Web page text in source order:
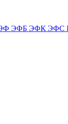
ЭФБ ЭФК ЭФС